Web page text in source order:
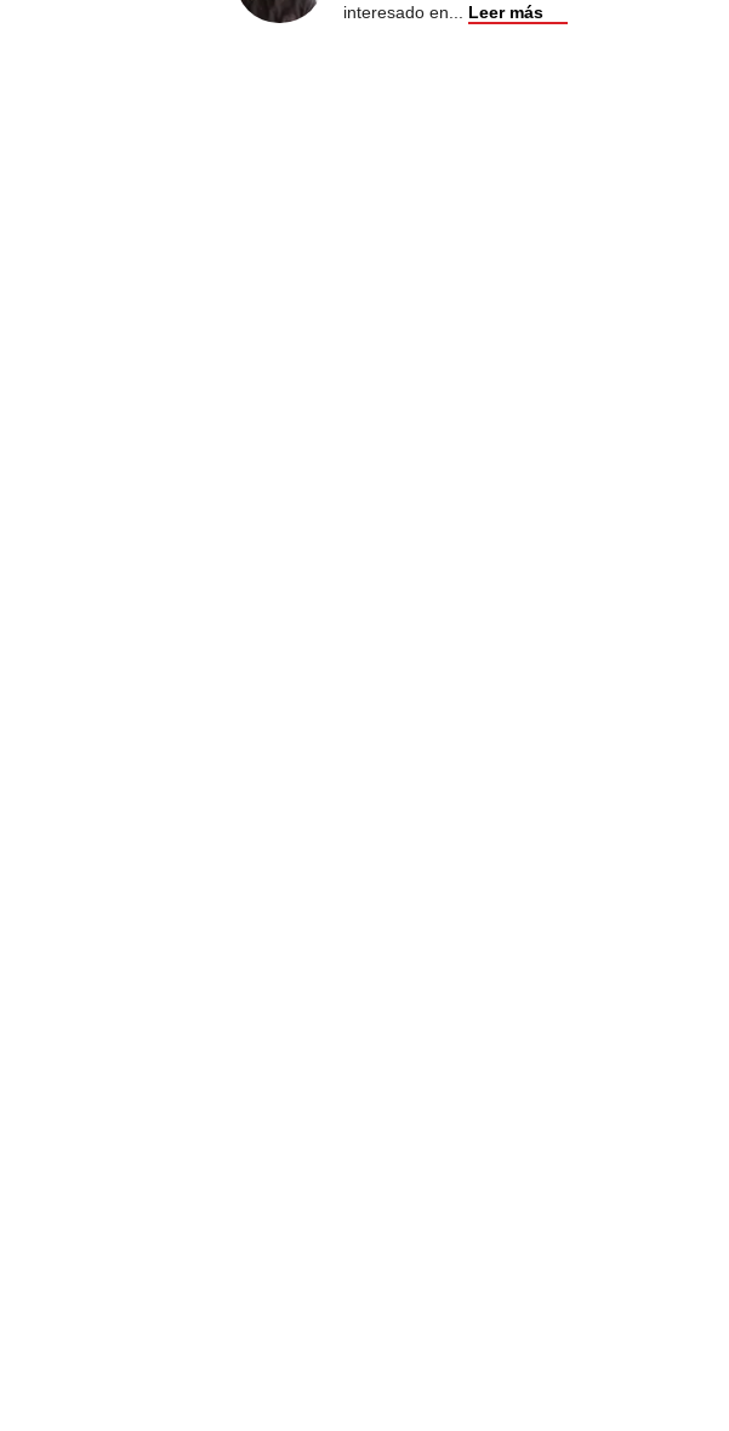
interesado en... Leer más